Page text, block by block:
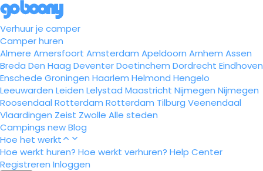
Verhuur je camper
Camper huren
Almere Amersfoort Amsterdam Apeldoorn Arnhem Assen
Breda Den Haag DeventerDoetinchem Dordrecht Eindhoven
Enschede Groningen Haarlem Helmond Hengelo
Leeuwarden Leiden Lelystad Maastricht Nijmegen Nijmegen
Roosendaal Rotterdam Rotterdam Tilburg Veenendaal
Vlaardingen Zeist Zwolle Alle steden
Campings newBlog
Hoe het werkt
Hoe werkt huren? Hoe werkt verhuren? Help Center
Registreren Inloggen